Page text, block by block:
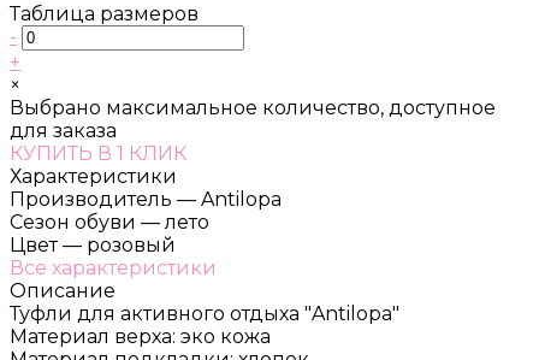
Таблица размеров
-
+
×
Выбрано максимальное количество, доступное
для заказа
КУПИТЬ В 1 КЛИК
Характеристики
Производитель — Antilopa
Сезон обуви — лето
Цвет — розовый
Все характеристики
Описание
Туфли для активного отдыха "Antilopa"
Материал верха: эко кожа